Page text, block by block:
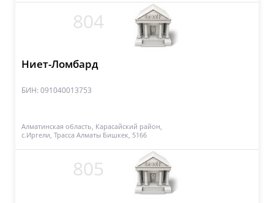
804
Ниет-Ломбард
БИН: 091040013753
Алматинская область, Карасайский район,
с.Иргели, Трасса Алматы Бишкек, 5166
805